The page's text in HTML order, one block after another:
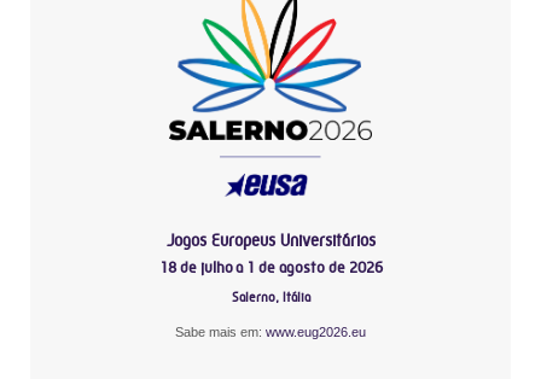
Jogos Europeus Universitários
18 de julho a 1 de agosto de 2026
Salerno, Itália
Sabe mais em: www.eug2026.eu